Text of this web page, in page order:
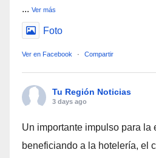
... Ver más
Foto
Ver en Facebook · Compartir
Tu Región Noticias
3 days ago
Un importante impulso para la
beneficiando a la hotelería, el